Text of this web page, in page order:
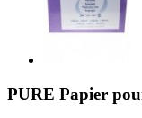
PURE Papier